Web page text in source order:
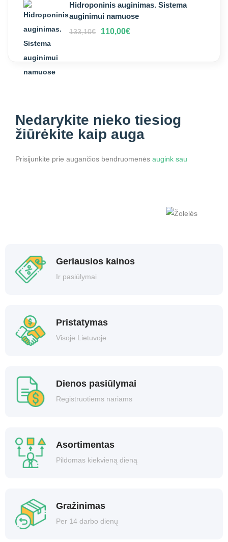
Hidroponinis auginimas. Sistema
auginimui namuose
133,10€ 110,00€
Nedarykite nieko tiesiog
žiūrėkite kaip auga
Prisijunkite prie augančios bendruomenės augink sau
Geriausios kainos
Ir pasiūlymai
Pristatymas
Visoje Lietuvoje
Dienos pasiūlymai
Registruotiems nariams
Asortimentas
Pildomas kiekvieną dieną
Gražinimas
Per 14 darbo dienų